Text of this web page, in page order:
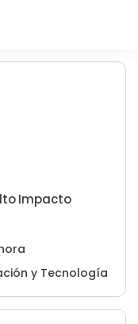
Impacto
y Tecnología